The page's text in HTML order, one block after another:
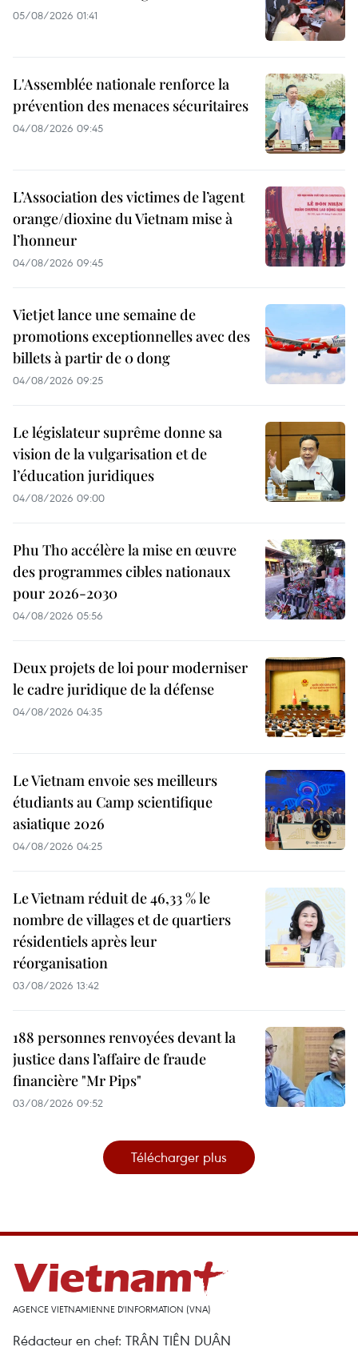
05/08/2026 01:41
L'Assemblée nationale renforce la
prévention des menaces sécuritaires
04/08/2026 09:45
L’Association des victimes de l’agent
orange/dioxine du Vietnam mise à
l’honneur
04/08/2026 09:45
Vietjet lance une semaine de
promotions exceptionnelles avec des
billets à partir de 0 dong
04/08/2026 09:25
Le législateur suprême donne sa
vision de la vulgarisation et de
l’éducation juridiques
04/08/2026 09:00
Phu Tho accélère la mise en œuvre
des programmes cibles nationaux
pour 2026-2030
04/08/2026 05:56
Deux projets de loi pour moderniser
le cadre juridique de la défense
04/08/2026 04:35
Le Vietnam envoie ses meilleurs
étudiants au Camp scientifique
asiatique 2026
04/08/2026 04:25
Le Vietnam réduit de 46,33 % le
nombre de villages et de quartiers
résidentiels après leur
réorganisation
03/08/2026 13:42
188 personnes renvoyées devant la
justice dans l’affaire de fraude
financière "Mr Pips"
03/08/2026 09:52
Télécharger plus
AGENCE VIETNAMIENNE D'INFORMATION (VNA)
Rédacteur en chef: TRÂN TIÊN DUÂN